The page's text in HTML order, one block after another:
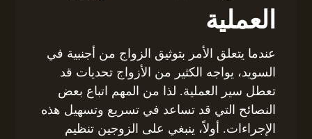
العملية
عندما يتعلق الأمر بتوثيق الزواج من أجنبية في
السويد، يواجه الكثير من الأزواج تحديات قد
تعطل سير العملية. لذا من المهم اتباع بعض
النصائح التي قد تساعد في تسريع وتسهيل هذه
الإجراءات. أولاً، ينبغي على الزوجين تنظيم